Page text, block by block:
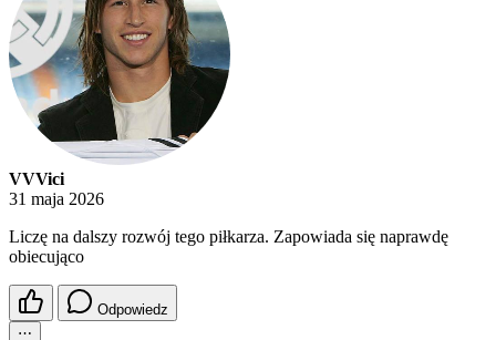
VVVici
31 maja 2026
Liczę na dalszy rozwój tego piłkarza. Zapowiada się naprawdę
obiecująco
Odpowiedz
⋯